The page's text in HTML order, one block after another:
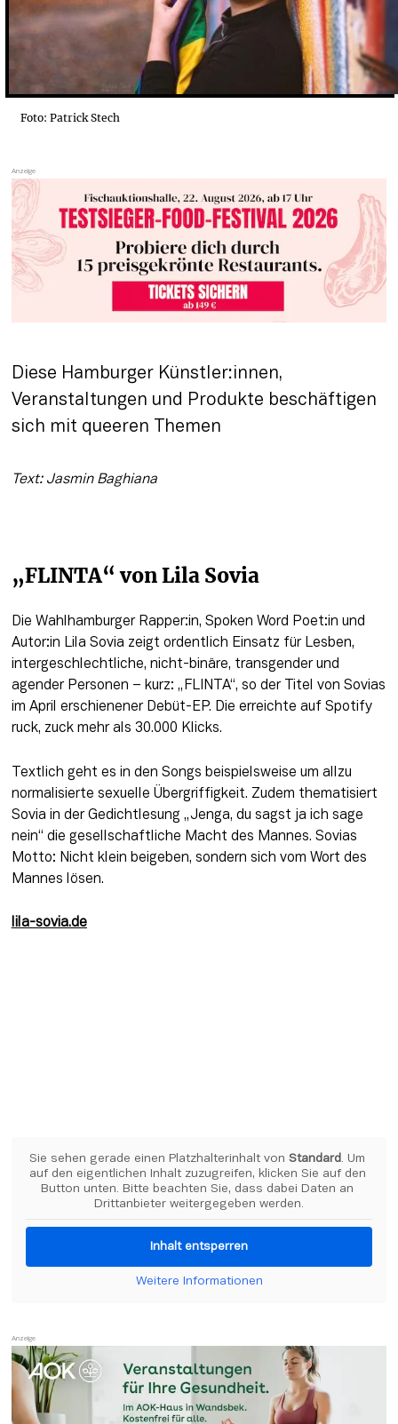
Foto: Patrick Stech
Diese Hamburger Künstler:innen,
Veranstaltungen und Produkte beschäftigen
sich mit queeren Themen
Text: Jasmin Baghiana
„FLINTA“ von Lila Sovia
Die Wahlhamburger Rapper:in, Spoken Word Poet:in und
Autor:in Lila Sovia zeigt ordentlich Einsatz für Lesben,
intergeschlechtliche, nicht-binäre, transgender und
agender Personen – kurz: „FLINTA“, so der Titel von Sovias
im April erschienener Debüt-EP. Die erreichte auf Spotify
ruck, zuck mehr als 30.000 Klicks.
Textlich geht es in den Songs beispielsweise um allzu
normalisierte sexuelle Übergriffigkeit. Zudem thematisiert
Sovia in der Gedichtlesung „Jenga, du sagst ja ich sage
nein“ die gesellschaftliche Macht des Mannes. Sovias
Motto: Nicht klein beigeben, sondern sich vom Wort des
Mannes lösen.
lila-sovia.de
Sie sehen gerade einen Platzhalterinhalt von Standard . Um
auf den eigentlichen Inhalt zuzugreifen, klicken Sie auf den
Button unten. Bitte beachten Sie, dass dabei Daten an
Drittanbieter weitergegeben werden.
Inhalt entsperren
Weitere Informationen